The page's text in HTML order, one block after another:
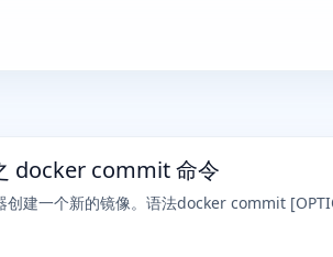
docker commit 命令
建一个新的镜像。语法docker commit